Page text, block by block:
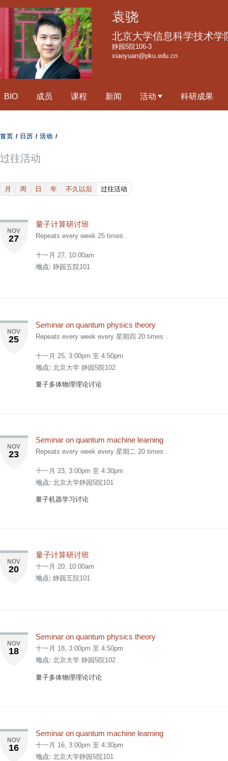
到
内
袁骁
北京大学信息科学技术学
静园5院106-3
xiaoyuan@pku.edu.cn
BIO 成员 课程 新闻 活动 科研成果
首页 / 日历 / 活动 /
过往活动
月 周 日 年 不久以后 过往活动
NOV
27
量子计算研讨班
Repeats every week 25 times .
十一月 27, 10:00am
地点: 静园五院101
NOV
25
Seminar on quantum physics theory
Repeats every week every 星期四 20 times .
十一月 25, 3:00pm 至 4:50pm
地点: 北京大学 静园5院102
量子多体物理理论讨论
NOV
23
Seminar on quantum machine learning
Repeats every week every 星期二 20 times .
十一月 23, 3:00pm 至 4:30pm
地点: 北京大学静园5院101
量子机器学习讨论
NOV
20
量子计算研讨班
十一月 20, 10:00am
地点: 静园五院101
NOV
18
Seminar on quantum physics theory
十一月 18, 3:00pm 至 4:50pm
地点: 北京大学 静园5院102
量子多体物理理论讨论
NOV
16
Seminar on quantum machine learning
十一月 16, 3:00pm 至 4:30pm
地点: 北京大学静园5院101